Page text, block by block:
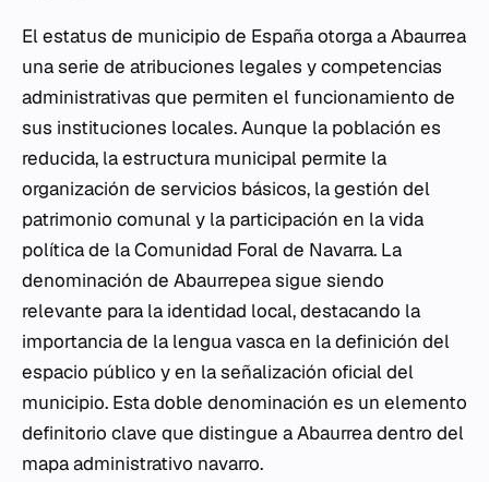
El estatus de municipio de España otorga a Abaurrea
una serie de atribuciones legales y competencias
administrativas que permiten el funcionamiento de
sus instituciones locales. Aunque la población es
reducida, la estructura municipal permite la
organización de servicios básicos, la gestión del
patrimonio comunal y la participación en la vida
política de la Comunidad Foral de Navarra. La
denominación de Abaurrepea sigue siendo
relevante para la identidad local, destacando la
importancia de la lengua vasca en la definición del
espacio público y en la señalización oficial del
municipio. Esta doble denominación es un elemento
definitorio clave que distingue a Abaurrea dentro del
mapa administrativo navarro.